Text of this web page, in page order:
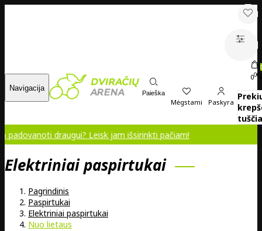
Navigacija
Paieška
Mėgstami Paskyra
000
draugui? Leisk jam išsirinkti pačiam!
Elektriniai paspirtukai
Pagrindinis
Paspirtukai
Elektriniai paspirtukai
Nuo lietaus